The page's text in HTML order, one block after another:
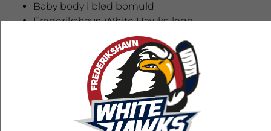
Baby body i blød bomuld
Frederikshavn White Hawks-logo
Blød og behagelig pasform
Trykknapper ved skridtet for nem af- og
påklædning
VÆLG STØRRELSE
74-80 86-92